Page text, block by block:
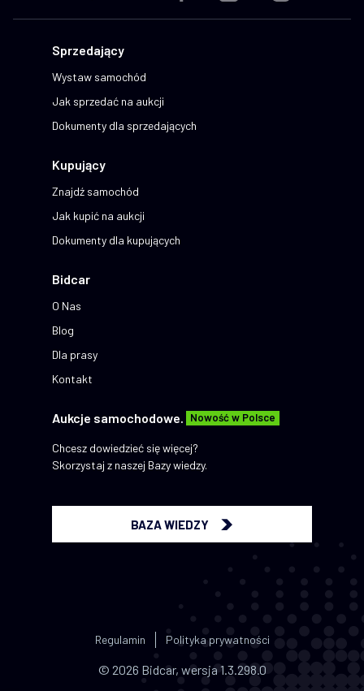
Sprzedający
Wystaw samochód
Jak sprzedać na aukcji
Dokumenty dla sprzedających
Kupujący
Znajdź samochód
Jak kupić na aukcji
Dokumenty dla kupujących
Bidcar
O Nas
Blog
Dla prasy
Kontakt
Aukcje samochodowe. Nowość w Polsce
Chcesz dowiedzieć się więcej?
Skorzystaj z naszej Bazy wiedzy.
BAZA WIEDZY
© 2026 Bidcar, wersja 1.3.298.0
Regulamin Polityka prywatności